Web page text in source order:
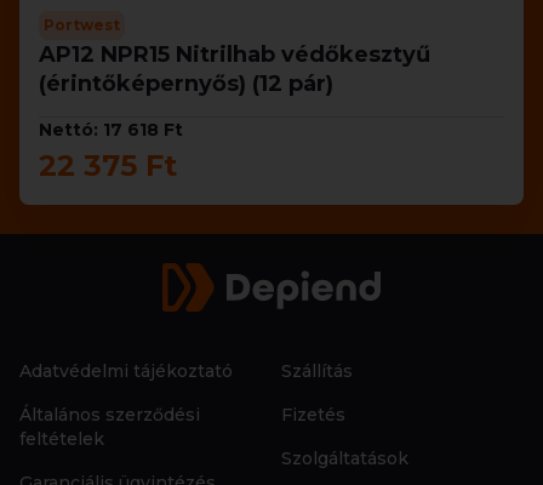
Portwest
AP12 NPR15 Nitrilhab védőkesztyű
(érintőképernyős) (12 pár)
Nettó: 17 618 Ft
22 375 Ft
Adatvédelmi tájékoztató
Általános szerződési
feltételek
Szállítás
Fizetés
Szolgáltatások